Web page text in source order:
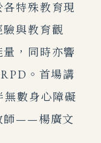
特殊教育現
與教育觀
，同時亦響
。首場講
無數身心障礙
師——楊廣文